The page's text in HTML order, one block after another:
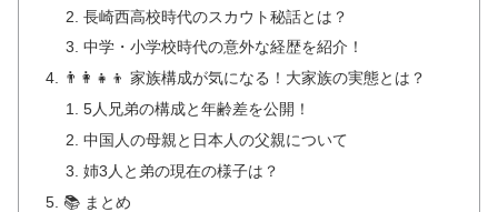
長崎西高校時代のスカウト秘話とは？
中学・小学校時代の意外な経歴を紹介！
👨‍👩‍👧‍👦 家族構成が気になる！大家族の実態とは？
5人兄弟の構成と年齢差を公開！
中国人の母親と日本人の父親について
姉3人と弟の現在の様子は？
📚 まとめ